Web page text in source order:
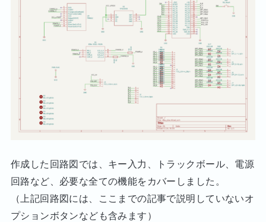
作成した回路図では、キー入力、トラックボール、電源
回路など、必要な全ての機能をカバーしました。
（上記回路図には、ここまでの記事で説明していないオ
プションボタンなども含みます）